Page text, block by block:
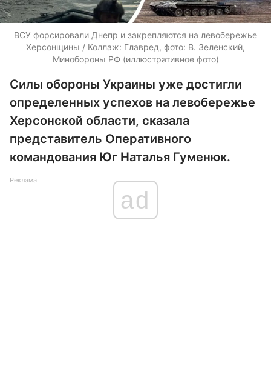
ВСУ форсировали Днепр и закрепляются на левобережье
Херсонщины / Коллаж: Главред, фото: В. Зеленский,
Минобороны РФ (иллюстративное фото)
Силы обороны Украины уже достигли
определенных успехов на левобережье
Херсонской области, сказала
представитель Оперативного
командования Юг Наталья Гуменюк.
Реклама
ad